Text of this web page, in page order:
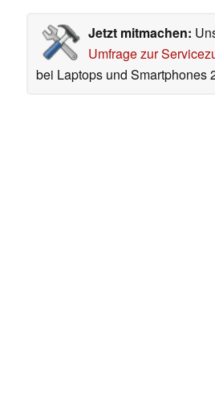
Jetzt mitmachen:
Umfrage zur
bei Laptops und Smartphones